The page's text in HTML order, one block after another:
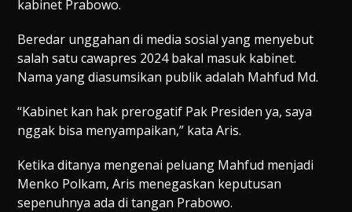
kabinet Prabowo.
Beredar unggahan di media sosial yang menyebut
salah satu cawapres 2024 bakal masuk kabinet.
Nama yang diasumsikan publik adalah Mahfud Md.
“Kabinet kan hak prerogatif Pak Presiden ya, saya
nggak bisa menyampaikan,” kata Aris.
Ketika ditanya mengenai peluang Mahfud menjadi
Menko Polkam, Aris menegaskan keputusan
sepenuhnya ada di tangan Prabowo.